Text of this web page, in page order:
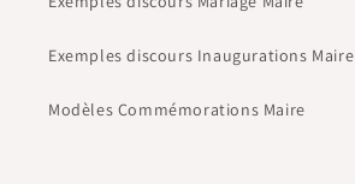
Exemples discours Inaugurations Maire
Modèles Commémorations Maire